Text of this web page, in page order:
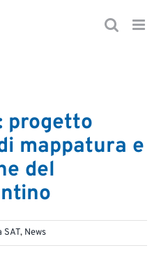
progetto
mappatura e
del
SAT, News